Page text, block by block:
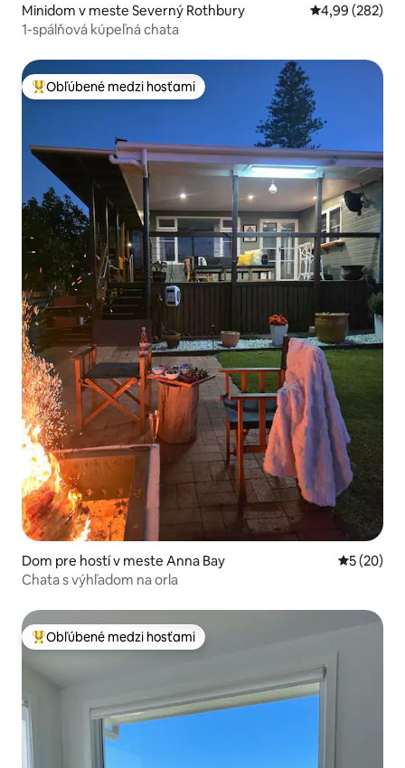
Minidom v meste Severný Rothbury Priemerné
4,99 (282)
1-spálňová kúpeľná chata
Najobľúbenejšie medzi hosťami
Obľúbené medzi hosťami
Dom pre hostí v meste Anna Bay
5 (20)
Chata s výhľadom na orla
Najobľúbenejšie medzi hosťami
Obľúbené medzi hosťami